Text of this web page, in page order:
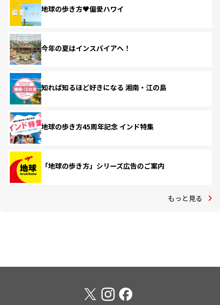
地球の歩き方♥偏愛ハワイ
今年の夏はインスパイアへ！
知れば知るほど好きになる 湘南・江の島
地球の歩き方45周年記念 インド特集
「地球の歩き方」シリーズ広告のご案内
もっと見る